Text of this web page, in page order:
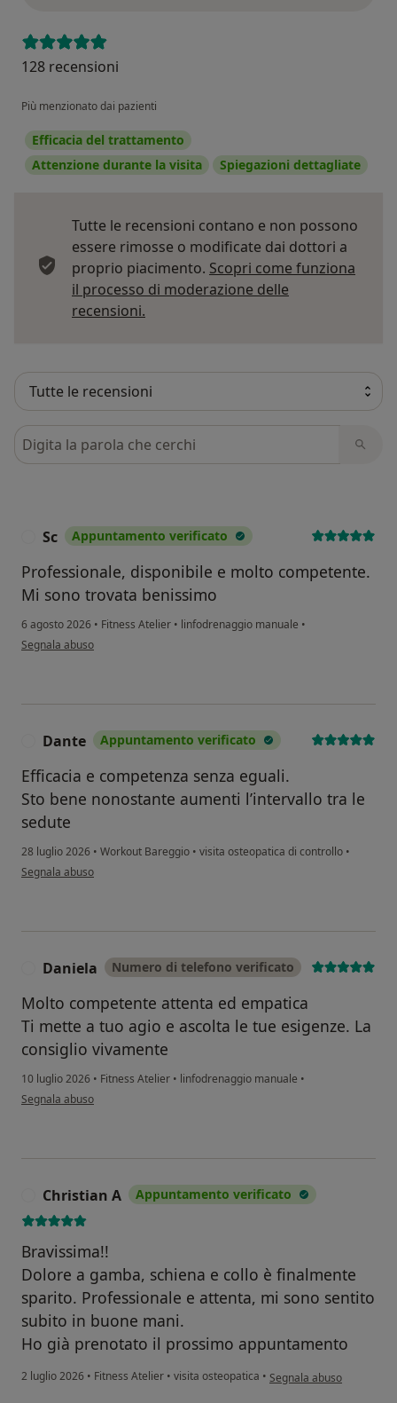
128 recensioni
Più menzionato dai pazienti
Efficacia del trattamento
Attenzione durante la visita
Spiegazioni dettagliate
Tutte le recensioni contano e non possono
essere rimosse o modificate dai dottori a
proprio piacimento. Scopri come funziona
il processo di moderazione delle
recensioni.
Cerca nelle recensioni
Sc Appuntamento verificato
Professionale, disponibile e molto competente.
Mi sono trovata benissimo
6 agosto 2026 • Fitness Atelier • linfodrenaggio manuale •
secondo l'opinione dell'utente Sc
Segnala abuso
Dante Appuntamento verificato
Efficacia e competenza senza eguali.
Sto bene nonostante aumenti l’intervallo tra le
sedute
28 luglio 2026 • Workout Bareggio • visita osteopatica di controllo •
secondo l'opinione dell'utente Dante
Segnala abuso
Daniela Numero di telefono verificato
Molto competente attenta ed empatica
Ti mette a tuo agio e ascolta le tue esigenze. La
consiglio vivamente
10 luglio 2026 • Fitness Atelier • linfodrenaggio manuale •
secondo l'opinione dell'utente Daniela
Segnala abuso
Christian A Appuntamento verificato
Bravissima!!
Dolore a gamba, schiena e collo è finalmente
sparito. Professionale e attenta, mi sono sentito
subito in buone mani.
Ho già prenotato il prossimo appuntamento
2 luglio 2026 • Fitness Atelier • visita osteopatica • secondo l'opinione
Segnala abuso